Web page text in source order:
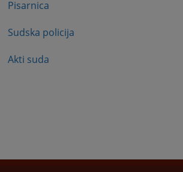
Pisarnica
Sudska policija
Akti suda